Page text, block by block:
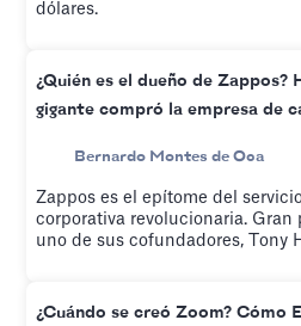
dólares.
¿Quién es el dueño de Zappos?
gigante compró la empresa de
Bernardo Montes de Oca
Zappos es el epítome del
corporativa revolucionaria. Gran
uno de sus cofundadores, Tony
¿Cuándo se creó Zoom? Cómo